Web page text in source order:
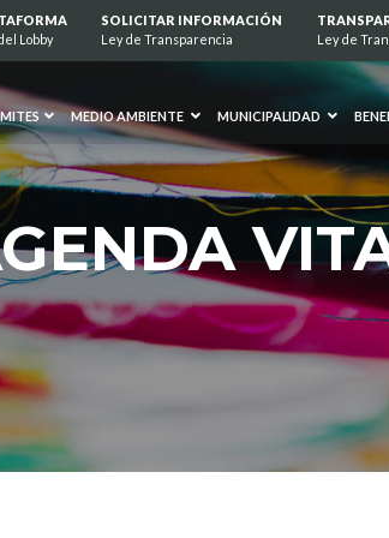
Lobby
SOLICITAR INFORMACIÓN
Ley de Transparencia
Ley de
MEDIO AMBIENTE MUNICIPALIDAD